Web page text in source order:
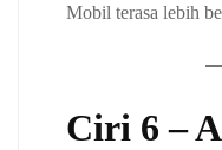
Mobil terasa lebih
Ciri 6 –